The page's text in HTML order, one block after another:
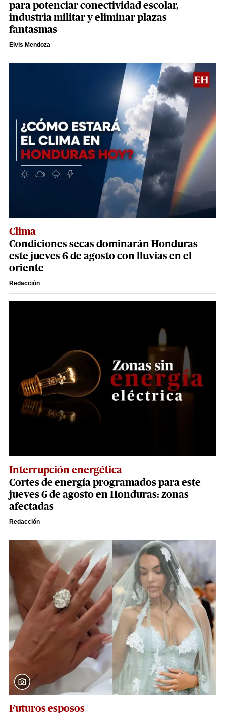
para potenciar conectividad escolar,
industria militar y eliminar plazas
fantasmas
Elvis Mendoza
Clima
Condiciones secas dominarán Honduras
este jueves 6 de agosto con lluvias en el
oriente
Redacción
Interrupción energética
Cortes de energía programados para este
jueves 6 de agosto en Honduras: zonas
afectadas
Redacción
Futuros esposos